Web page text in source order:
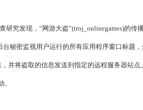
究发现，“网游大盗”(troj_onlinegames)的传
秘密监视用户运行的所有应用程序窗口标题，
并将盗取的信息发送到指定的远程服务器站点